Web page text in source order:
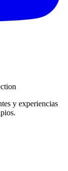
y experiencias